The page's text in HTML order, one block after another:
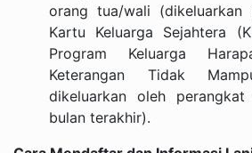
orang tua/wali
Kartu Keluarga Sejahtera
Program Keluarga
Keterangan Tidak
dikeluarkan oleh
bulan terakhir).